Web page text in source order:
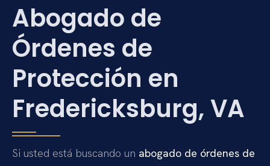
Abogado de
Órdenes de
Protección en
Fredericksburg, VA
Si usted está buscando un abogado de órdenes de